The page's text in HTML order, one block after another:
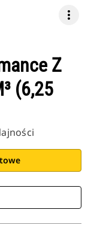
more_vert
Z
(6,25